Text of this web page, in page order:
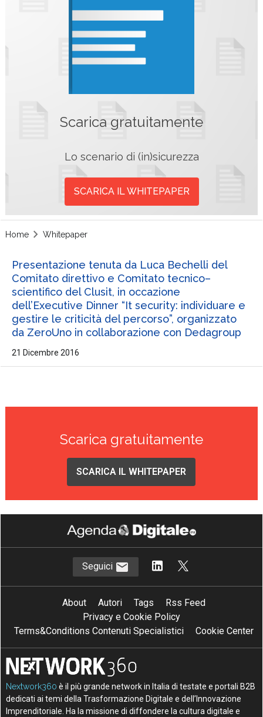
Scarica gratuitamente
Lo scenario di (in)sicurezza
SCARICA IL WHITEPAPER
Home Whitepaper
Presentazione tenuta da Luca Bechelli del
Comitato direttivo e Comitato tecnico–
scientifico del Clusit, in occazione
dell’Executive Dinner “It security: individuare e
gestire le criticità del percorso”, organizzato
da ZeroUno in collaborazione con Dedagroup
21 Dicembre 2016
Scarica gratuitamente
SCARICA IL WHITEPAPER
Seguici
About Autori Tags
Rss Feed
Privacy e Cookie Policy
Terms&Conditions Contenuti Specialistici
Cookie Center
Nextwork360 è il più grande network in Italia di testate e portali B2B
dedicati ai temi della Trasformazione Digitale e dell’Innovazione
Imprenditoriale. Ha la missione di diffondere la cultura digitale e